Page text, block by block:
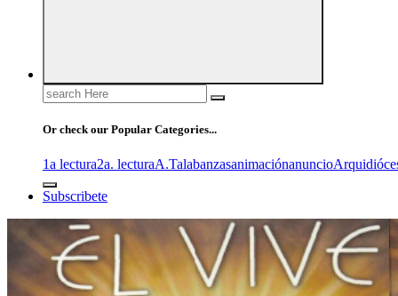
Search
for:
Or check our Popular Categories...
1a lectura2a. lecturaA.Talabanzasanimaciónanuncio
Subscribete